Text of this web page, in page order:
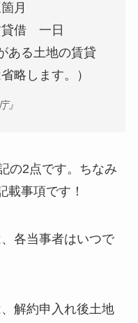
月
借 一日
ある土地の賃貸
略します。）
』
の2点です。ちなみ
載事項です！
各当事者はいつで
解約申入れ後土地